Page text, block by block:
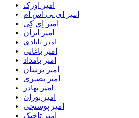
امیر اورک
امیر ای پی اس ام
امیر اِی کِی
امیر ایران
امیر بابادی
امیر باغانی
امیر بامداد
امیر برسان
امیر بصیری
امیر بهادر
امیر بوران
امیر پوستچی
امیر تاجیک